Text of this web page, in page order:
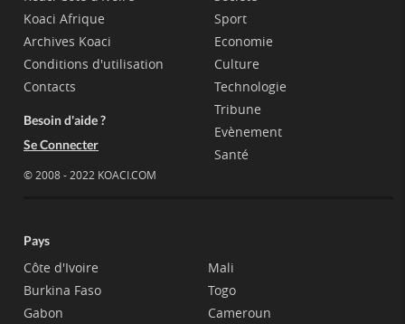
Koaci Afrique
Archives Koaci
Conditions d'utilisation
Contacts
Besoin d'aide ?
Se Connecter
© 2008 - 2022 KOACI.COM
Sport
Economie
Culture
Technologie
Tribune
Evènement
Santé
Pays
Côte d'Ivoire
Burkina Faso
Gabon
Mali
Togo
Cameroun